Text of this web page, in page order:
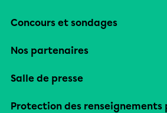
Concours et sondages
Nos partenaires
Salle de presse
Protection des renseignements